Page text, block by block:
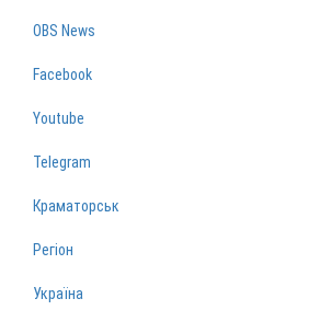
OBS News
Facebook
Youtube
Telegram
Краматорськ
Регіон
Україна